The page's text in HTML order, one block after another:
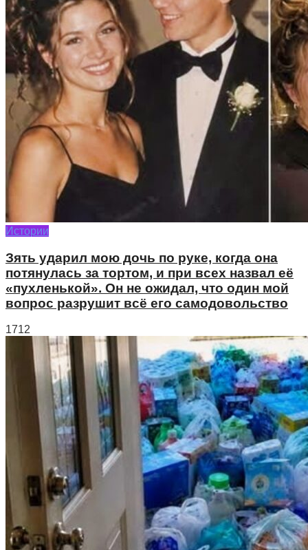
Истории
Зять ударил мою дочь по руке, когда она
потянулась за тортом, и при всех назвал её
«пухленькой». Он не ожидал, что один мой
вопрос разрушит всё его самодовольство
1712